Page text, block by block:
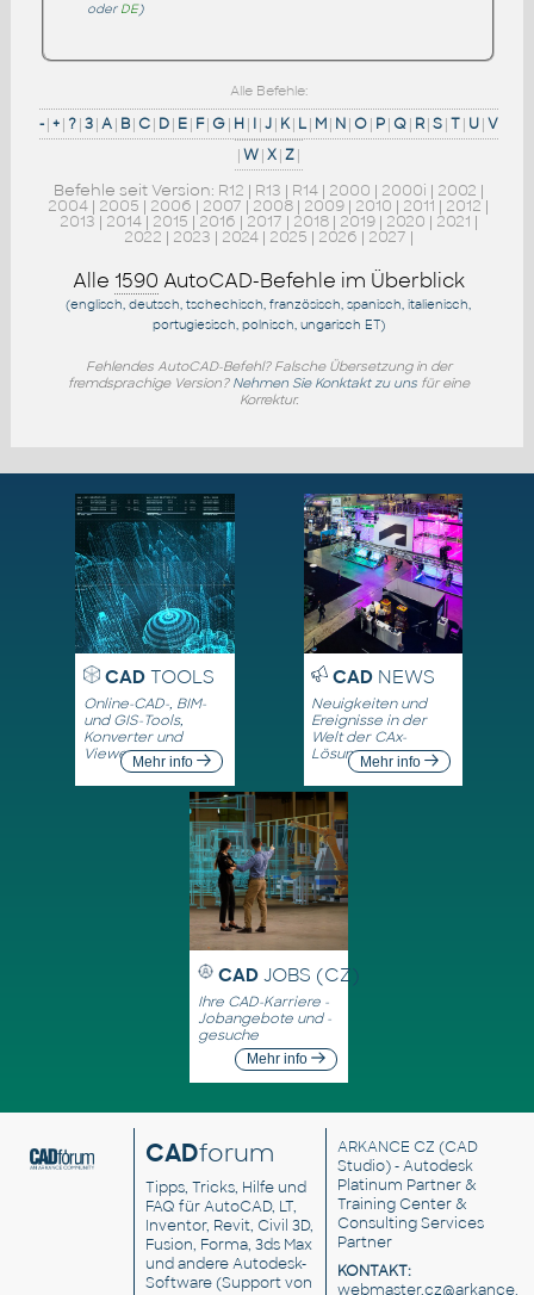
oder DE)
Alle Befehle:
- |+ | ? |3 |A | B |C | D | E | F |G | H | I |J | K | L | M | N |O | P |Q | R |S |T | U |V
|W |X |Z |
Befehle seit Version: R12 | R13 | R14| 2000 | 2000i | 2002 |
2004 | 2005 | 2006 | 2007 |2008 | 2009 | 2010 | 2011 | 2012|
2013 | 2014| 2015 |2016 | 2017 | 2018| 2019| 2020 | 2021 |
2022 | 2023 | 2024| 2025 | 2026 | 2027 |
Alle 1590 AutoCAD-Befehle im Überblick
(englisch, deutsch, tschechisch, französisch, spanisch, italienisch,
portugiesisch, polnisch, ungarisch ET)
Fehlendes AutoCAD-Befehl? Falsche Übersetzung in der
fremdsprachige Version? Nehmen Sie Konktakt zu unsfür eine
Korrektur.
CADTOOLS
Online-CAD-, BIM-
und GIS-Tools,
Konverter und
ViewerMehr info
CADNEWS
Neuigkeiten und
Ereignisse in der
Welt der CAx-
LösungenMehr info
CAD JOBS (CZ)
Ihre CAD-Karriere -
Jobangebote und -
gesuche
Mehr info
CADforum
Tipps, Tricks, Hilfe und
FAQ für AutoCAD, LT,
Inventor, Revit, Civil 3D,
Fusion, Forma, 3ds Max
und andere Autodesk-
Software (Support von
ARKANCE CZ (CAD
Studio) - Autodesk
Platinum Partner &
Training Center &
Consulting Services
Partner
KONTAKT: